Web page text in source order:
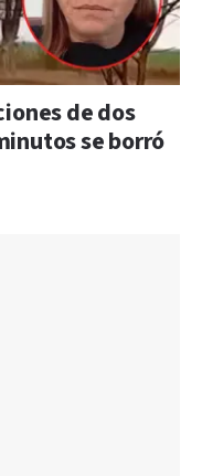
de dos
se borró